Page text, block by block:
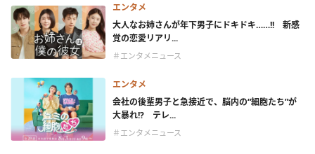
エンタメ
大人なお姉さんが年下男子にドキドキ……!! 新感
覚の恋愛リアリ...
＃エンタメニュース
エンタメ
会社の後輩男子と急接近で、脳内の“細胞たち”が
大暴れ!? テレ...
＃エンタメニュース